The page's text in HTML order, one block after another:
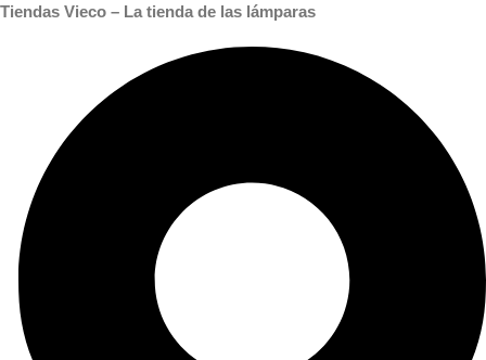
Tiendas Vieco – La tienda de las lámparas